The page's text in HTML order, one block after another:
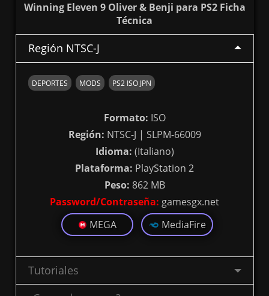
Winning Eleven 9 Oliver & Benji para PS2 Ficha
Técnica
Región NTSC-J
DEPORTES MODS PS2 ISO JPN
Formato: ISO
Región: NTSC-J | SLPM-66009
Idioma: (Italiano)
Plataforma: PlayStation 2
Peso: 862 MB
Password/Contraseña: gamesgx.net
MEGA
MediaFire
Tutoriales